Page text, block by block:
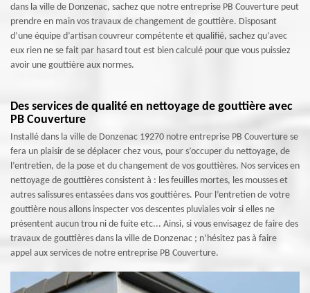
dans la ville de Donzenac, sachez que notre entreprise PB Couverture peut
prendre en main vos travaux de changement de gouttière. Disposant
d’une équipe d’artisan couvreur compétente et qualifié, sachez qu’avec
eux rien ne se fait par hasard tout est bien calculé pour que vous puissiez
avoir une gouttière aux normes.
Des services de qualité en nettoyage de gouttière avec
PB Couverture
Installé dans la ville de Donzenac 19270 notre entreprise PB Couverture se
fera un plaisir de se déplacer chez vous, pour s’occuper du nettoyage, de
l’entretien, de la pose et du changement de vos gouttières. Nos services en
nettoyage de gouttières consistent à : les feuilles mortes, les mousses et
autres salissures entassées dans vos gouttières. Pour l’entretien de votre
gouttière nous allons inspecter vos descentes pluviales voir si elles ne
présentent aucun trou ni de fuite etc... Ainsi, si vous envisagez de faire des
travaux de gouttières dans la ville de Donzenac ; n’hésitez pas à faire
appel aux services de notre entreprise PB Couverture.